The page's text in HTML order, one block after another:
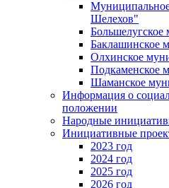
Шелехов"
Большелугское
Баклашинское
Олхинское
Подкаменское
Шаманское
Информация о
положении
Народные
Инициативные
2023 год
2024 год
2025 год
2026 год